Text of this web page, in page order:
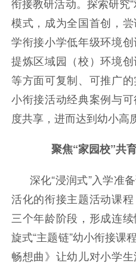
衔接教研活动。探索研究
模式，成为全国首创，
学衔接小学低年级环境
提炼区域园（校）环境
等方面可复制、可推广
小衔接活动经典案例与
度共享，进而达到幼小高
聚焦“家园校”共
深化“浸润式”入学准
活化的衔接主题活动课
三个年龄阶段，形成连
旋式“主题链”幼小衔接课
畅想曲》让幼儿对小学